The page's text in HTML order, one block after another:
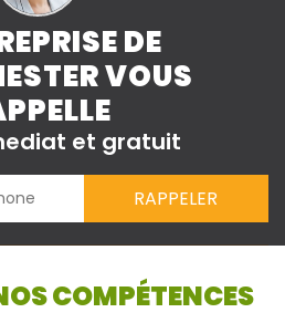
DE
VOUS
et gratuit
COMPÉTENCES